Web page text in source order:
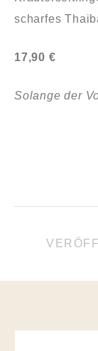
scharfes
17,90 €
Solange der